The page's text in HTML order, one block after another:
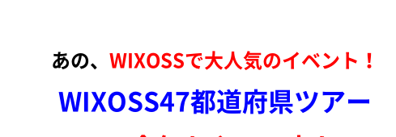
あの、 WIXOSSで大人気のイベント！
WIXOSS47都道府県ツアー